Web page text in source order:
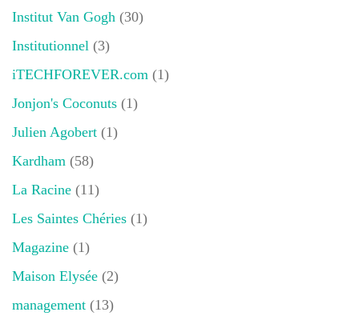
Institut Van Gogh (30)
Institutionnel (3)
iTECHFOREVER.com (1)
Jonjon's Coconuts (1)
Julien Agobert (1)
Kardham (58)
La Racine (11)
Les Saintes Chéries (1)
Magazine (1)
Maison Elysée (2)
management (13)